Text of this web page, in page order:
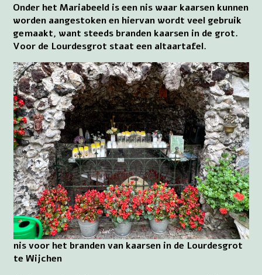
Onder het Mariabeeld is een nis waar kaarsen kunnen
worden aangestoken en hiervan wordt veel gebruik
gemaakt, want steeds branden kaarsen in de grot.
Voor de Lourdesgrot staat een altaartafel.
nis voor het branden van kaarsen in de Lourdesgrot
te Wijchen